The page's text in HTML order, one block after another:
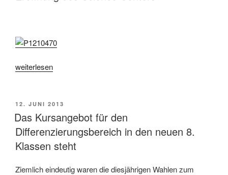
„„N“
–
Die
Eröffnung
des
Science
weiterlesen
VERÖFFENTLICHT
AM
12. JUNI 2013
Das Kursangebot für den
Differenzierungsbereich in den neuen 8.
Klassen steht
Ziemlich eindeutig waren die diesjährigen Wahlen zum